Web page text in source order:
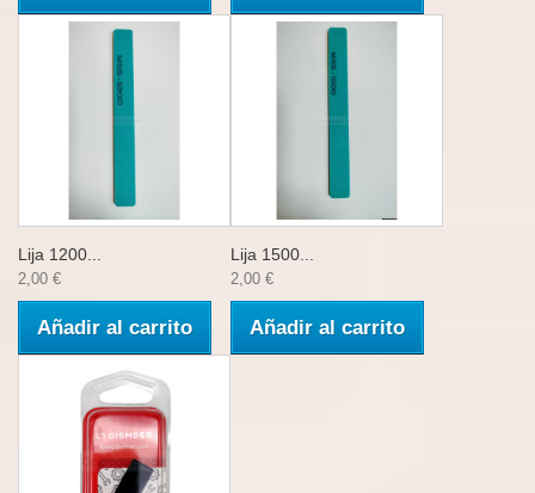
Lija 1200...
2,00 €
Añadir al carrito
Lija 1500...
2,00 €
Añadir al carrito